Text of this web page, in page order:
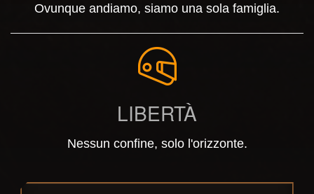
Ovunque andiamo, siamo una sola famiglia.
LIBERTÀ
Nessun confine, solo l'orizzonte.